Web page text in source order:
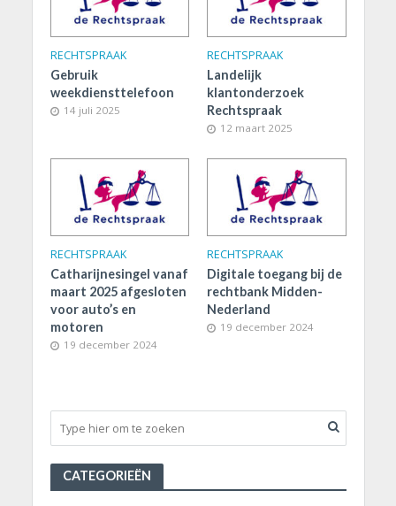
RECHTSPRAAK
Gebruik
weekdiensttelefoon
14 juli 2025
RECHTSPRAAK
Landelijk
klantonderzoek
Rechtspraak
12 maart 2025
RECHTSPRAAK
Catharijnesingel vanaf
maart 2025 afgesloten
voor auto’s en
motoren
19 december 2024
RECHTSPRAAK
Digitale toegang bij de
rechtbank Midden-
Nederland
19 december 2024
CATEGORIEËN